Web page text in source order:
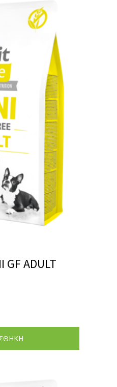
GF ADULT